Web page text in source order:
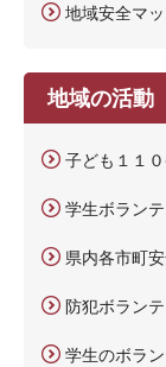
地域安全マ
地域の活動
子ども１１
学生ボラン
県内各市町
防犯ボラン
学生のボラ